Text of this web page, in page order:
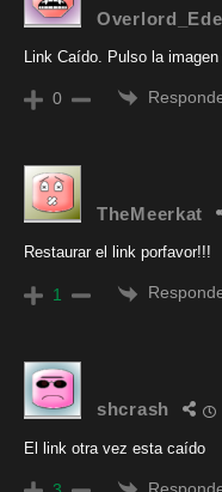
Link Caído. Pulso la
0
TheMeerkat
Restaurar el link porfavor!!!
1
shcrash
El link otra vez esta caído